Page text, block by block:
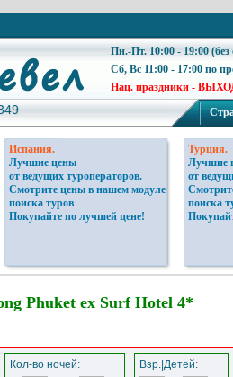
Пн.-Пт. 10:00 - 19:00 (без
Сб, Вс 11:00 - 17:00 по
Нац. праздники -
Испания.
Лучшие цены
от ведущих туроператоров.
Смотрите цены в нашем модуле
поиска туров
Покупайте по лучшей цене!
Турция.
Лучшие
от
поиска
Phuket ex Surf Hotel 4*
Кол-во ночей:
Взр.|Детей: